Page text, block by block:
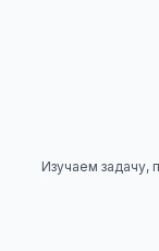
Изучаем задачу,